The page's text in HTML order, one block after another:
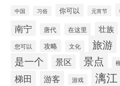
中国 习俗 你可以 元宵节
南宁 唐代 在这里 壮族
您可以 攻略 文化 旅游
是一个 景区 景点
梯田 游客 游戏 漓江